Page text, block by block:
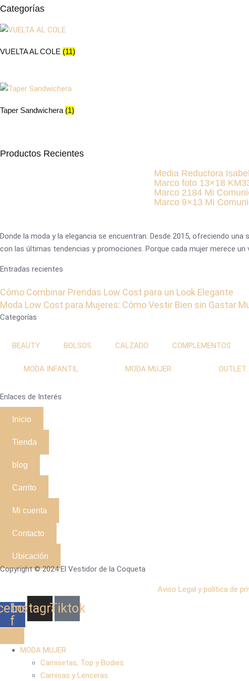
de
Categorías
VUELTA AL COLE (11)
Taper Sandwichera (1)
Productos Recientes
Media Reductora
Marco foto 13×18
Marco 2184 Mi
Marco 9×13 Mi
Donde la moda y la elegancia se encuentran. Desde 2015, ofreciendo
con las últimas tendencias y promociones. Porque cada mujer merece un
Entradas recientes
Cómo Combinar Prendas Low Cost para un Look Elegante
Moda Low Cost para Mujeres: Cómo Vestir Bien sin Gastar
Categorías
BEAUTY BOLSOS CALZADO COMPLEMENTOS
MODA INFANTIL MODA MUJER OUTLET
Enlaces de Interés
Inicio
Tienda
blog
Carrito
Mi cuenta
Contacto
Ubicación
Copyright © 2024 El Vestidor de la Coqueta
Aviso Legal y política de
f
Instagram
Tiktok
MODA MUJER
Camisetas, Top y Bodies
Camisas y Lenceras